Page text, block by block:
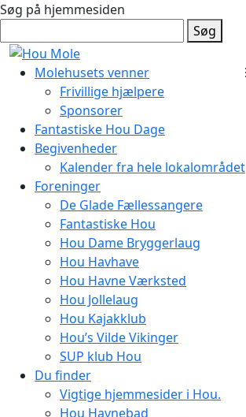
Søg på hjemmesiden
Søg
Molehusets venner
Frivillige hjælpere
Sponsorer
Fantastiske Hou Dage
Begivenheder
Kalender fra hele lokalområdet
Foreninger
De Glade Fællessangere
Fantastiske Hou
Hou Dame Bryggerlaug
Hou Havhave
Hou Havne Værksted
Hou Jollelaug
Hou Kajakklub
Hou’s Vilde Vikinger
SUP klub Hou
Du finder
Vigtige hjemmesider i Hou.
Hou Havnebad